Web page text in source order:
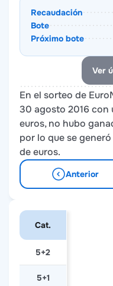
Recaudación
Bote
Próximo bote
Ver
En el sorteo de
30 agosto 2016 con
euros, no hubo
por lo que se
de euros.
Anterior
Cat.
5+2
5+1